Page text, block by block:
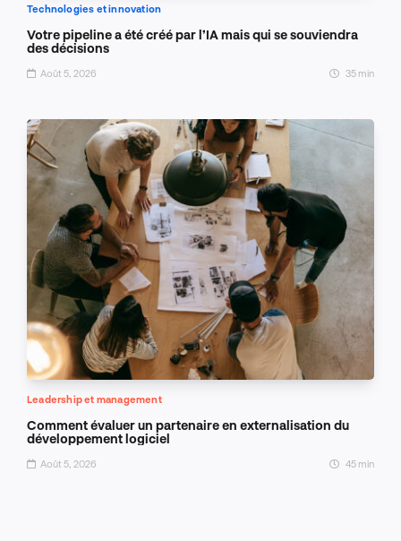
Technologies et innovation
Votre pipeline a été créé par l’IA mais qui se souviendra
des décisions
Août 5, 2026 35 min
Leadership et management
Comment évaluer un partenaire en externalisation du
développement logiciel
Août 5, 2026 45 min